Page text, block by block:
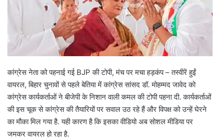
कांग्रेस नेता को पहनाई गई BJP की टोपी, मंच पर मचा हड़कंप – तस्वीरें हुईं
वायरल, बिहार चुनावों से पहले बेतिया में कांग्रेस सांसद डॉ. मोहम्मद जावेद को
कांग्रेस कार्यकर्ताओं ने बीजेपी के निशान वाली कमल की टोपी पहना दी. कार्यकर्ताओं
की इस चूक से कांग्रेस की तैयारियों पर सवाल उठ रहे हैं और विपक्ष को उन्हें घेरने
का मौका मिल गया है. यही कारण है कि इसका वीडियो अब सोशल मीडिया पर
जमकर वायरल हो रहा है.